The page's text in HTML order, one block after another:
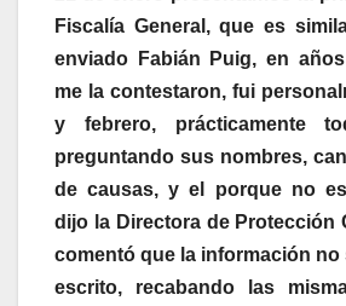
Fiscalía General, que es
enviado Fabián Puig, en
me la contestaron, fui
y febrero, prácticamente
preguntando sus nombres,
de causas, y el porque no
dijo la Directora de Protección
comentó que la información no
escrito, recabando las